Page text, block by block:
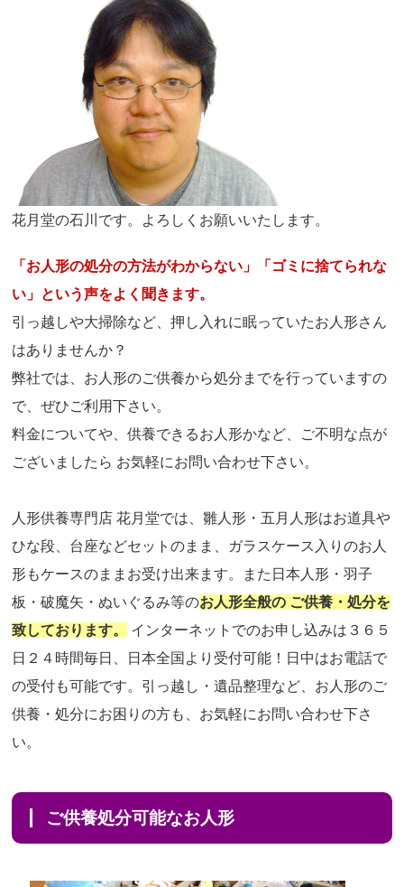
花月堂の石川です。よろしくお願いいたします。
「お人形の処分の方法がわからない」「ゴミに捨てられな
い」という声をよく聞きます。
引っ越しや大掃除など、押し入れに眠っていたお人形さん
はありませんか？
弊社では、お人形のご供養から処分までを行っていますの
で、ぜひご利用下さい。
料金についてや、供養できるお人形かなど、ご不明な点が
ございましたら お気軽にお問い合わせ下さい。
人形供養専門店 花月堂では、雛人形・五月人形はお道具や
ひな段、台座などセットのまま、ガラスケース入りのお人
形もケースのままお受け出来ます。また日本人形・羽子
板・破魔矢・ぬいぐるみ等のお人形全般の ご供養・処分を
致しております。
インターネットでのお申し込みは３６５
日２４時間毎日、日本全国より受付可能！日中はお電話で
の受付も可能です。引っ越し・遺品整理など、お人形のご
供養・処分にお困りの方も、お気軽にお問い合わせ下さ
い。
ご供養処分可能なお人形